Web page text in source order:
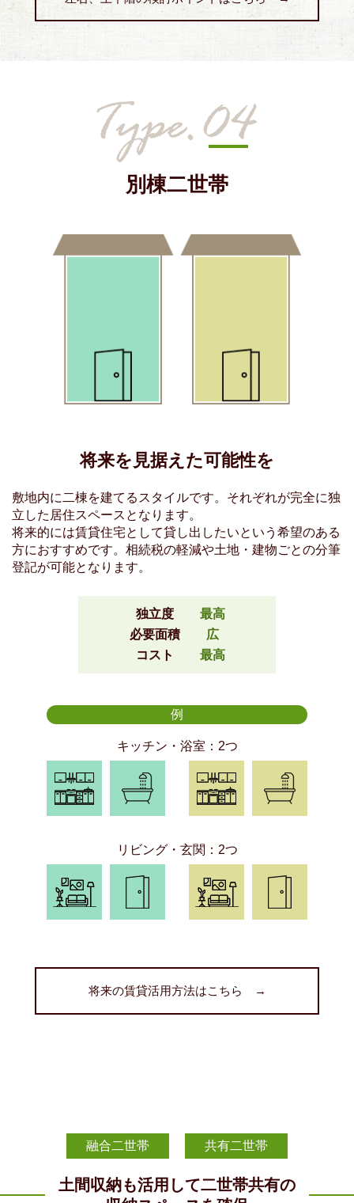
別棟二世帯
将来を見据えた可能性を
敷地内に二棟を建てるスタイルです。それぞれが完全に独
立した居住スペースとなります。
将来的には賃貸住宅として貸し出したいという希望のある
方におすすめです。相続税の軽減や土地・建物ごとの分筆
登記が可能となります。
独立度
最高
必要面積
広
コスト
最高
例
キッチン・浴室：2つ
リビング・玄関：2つ
将来の賃貸活用方法はこちら →
融合二世帯 共有二世帯
土間収納も活用して二世帯共有の